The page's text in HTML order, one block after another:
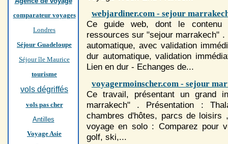
comparateur voyages
Londres
Séjour Guadeloupe
Séjour île Maurice
tourisme
vols dégriffés
vols pas cher
Antilles
Voyage Asie
webjardiner.com - sejour
Ce guide web, dont le contenu
ressources sur "sejour marrakech"
automatique, avec validation
dur automatique, validation
Lien en dur - Echanges de...
voyagermoinscher.com - sejour
Ce travail, présentant un grand
marrakech" . Présentation :
chambres d'hôtes, parcs de
voyage en solo : Comparez pour
golf, ski,...